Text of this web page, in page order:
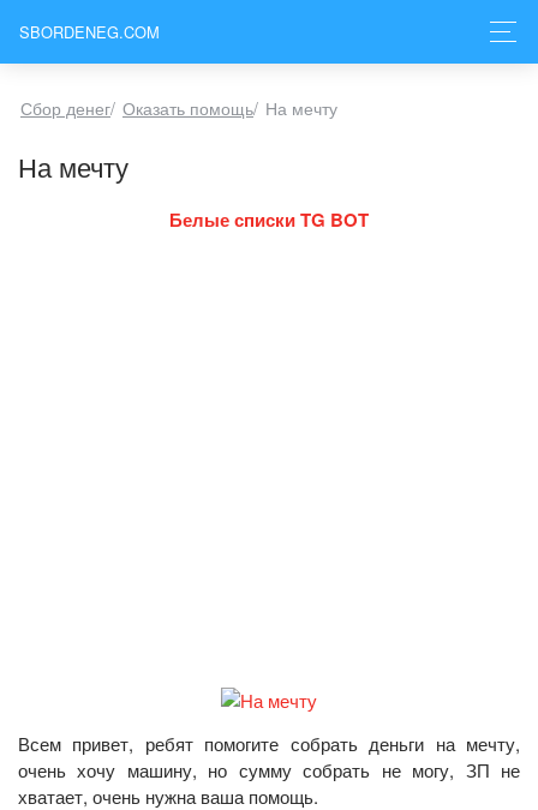
SBORDENEG.COM
Сбор денег/ Оказать помощь/ На мечту
На мечту
Белые списки TG BOT
Всем привет, ребят помогите собрать деньги на мечту,
очень хочу машину, но сумму собрать не могу, ЗП не
хватает, очень нужна ваша помощь.